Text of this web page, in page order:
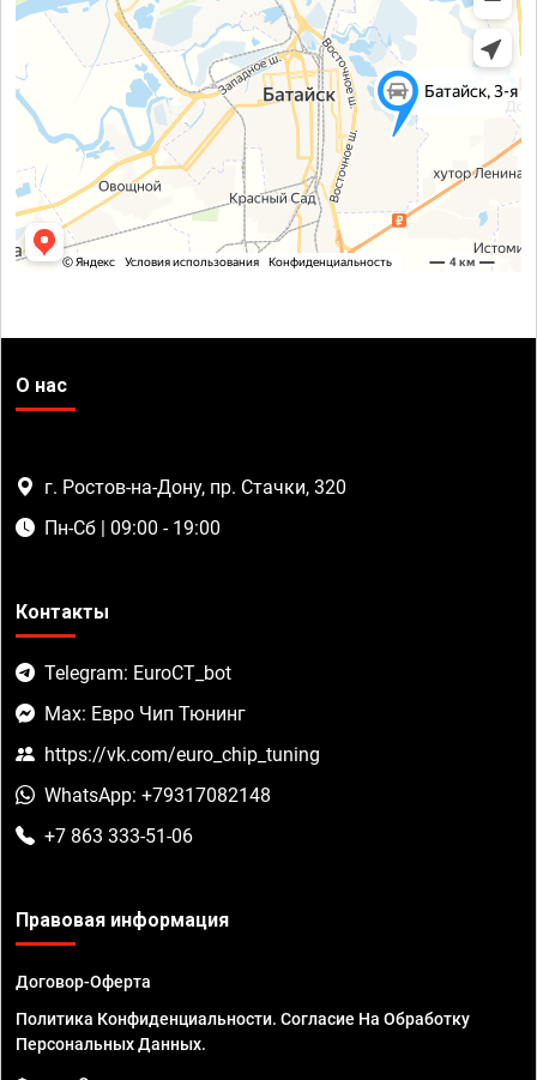
О нас
г. Ростов-на-Дону, пр. Стачки, 320
Пн-Сб | 09:00 - 19:00
Контакты
Telegram: EuroCT_bot
Max: Евро Чип Тюнинг
https://vk.com/euro_chip_tuning
WhatsApp: +79317082148
+7 863 333-51-06
Правовая информация
Договор-Оферта
Политика Конфиденциальности. Согласие На Обработку
Персональных Данных.